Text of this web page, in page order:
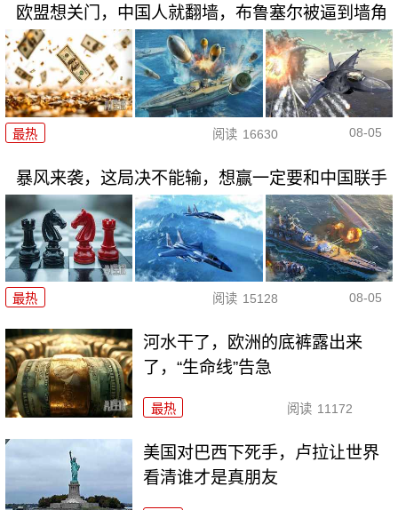
欧盟想关门，中国人就翻墙，布鲁塞尔被逼到墙角
最热 阅读 16630 08-05
暴风来袭，这局决不能输，想赢一定要和中国联手
最热 阅读 15128 08-05
河水干了，欧洲的底裤露出来
了，“生命线”告急
最热 阅读 11172
美国对巴西下死手，卢拉让世界
看清谁才是真朋友